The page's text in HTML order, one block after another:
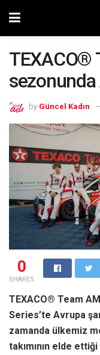
TEXACO®
by Güncel Kadın
0
SHARES
TEXACO® Team
Series’te Avrupa
zamanda ülkemiz
takımının elde